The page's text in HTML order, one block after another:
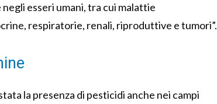
esseri umani, tra cui malattie
respiratorie, renali, riproduttive e tumori”.
la presenza di pesticidi anche nei campi